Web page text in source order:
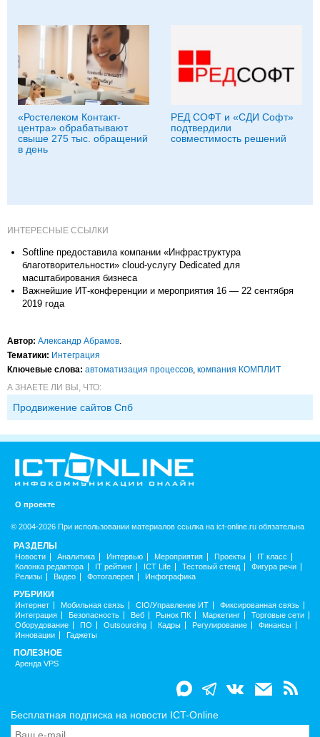
«Ростелеком Контакт-
центра» обрабатывают
свыше 275 тыс. обращений
в день
РЕД СОФТ и «СДИ Софт»
подтвердили
совместимость решений
ИНТЕРЕСНЫЕ ССЫЛКИ
Softline предоставила компании «Инфраструктура
благотворительности» cloud-услугу Dedicated для
масштабирования бизнеса
Важнейшие ИТ-конференции и мероприятия 16 — 22 сентября
2019 года
Автор: Александр Абрамов
Тематики: Интеграция
Ключевые слова: автоматизация процессов компания КОМПЛИТ
А ЗНАЕТЕ ЛИ ВЫ, ЧТО:
Продвижение сайтов Спб
О проекте
© 2004-2026 При использовании материалов ссылка на ict-online.ru обязательна
РАЗДЕЛЫ
Новости Аналитика Интервью Мероприятия Проекты
IT класс
Колонка редактора
IT рейтинг ICT Life Тестовый стенд
Фигура речи
Релизы
Видео Фотогалерея Инфографика
РУБРИКИ
Интернет Мобильная связь CIO/Управление ИТ
Фиксированная связь
Интеграция
Безопасность Веб Рынок ПК Маркетинг
Торговые сети
Оборудование
ПО Outsourcing Кадры Регулирование
Финансы
Инновации
Гаджеты
ПОЛЕЗНОЕ
Аренда VPS
Бесплатная подписка на новости ICT-Online